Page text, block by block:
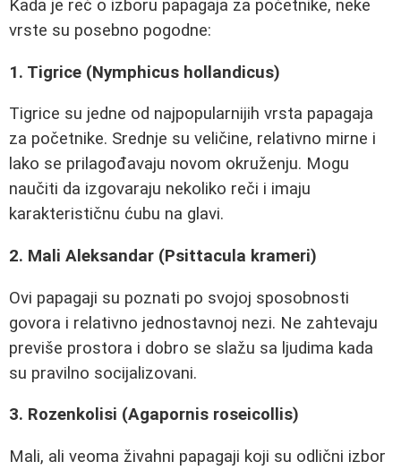
Kada je reč o izboru papagaja za početnike, neke
vrste su posebno pogodne:
1. Tigrice (Nymphicus hollandicus)
Tigrice su jedne od najpopularnijih vrsta papagaja
za početnike. Srednje su veličine, relativno mirne i
lako se prilagođavaju novom okruženju. Mogu
naučiti da izgovaraju nekoliko reči i imaju
karakterističnu ćubu na glavi.
2. Mali Aleksandar (Psittacula krameri)
Ovi papagaji su poznati po svojoj sposobnosti
govora i relativno jednostavnoj nezi. Ne zahtevaju
previše prostora i dobro se slažu sa ljudima kada
su pravilno socijalizovani.
3. Rozenkolisi (Agapornis roseicollis)
Mali, ali veoma živahni papagaji koji su odlični izbor